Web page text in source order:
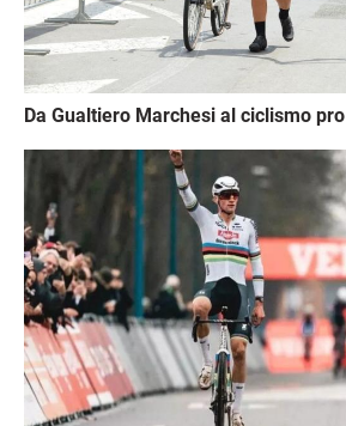
Da Gualtiero Marchesi al ciclismo pro